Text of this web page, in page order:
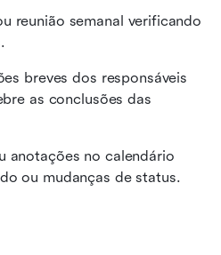
reunião semanal verificando
breves dos responsáveis
as conclusões das
anotações no calendário
ou mudanças de status.